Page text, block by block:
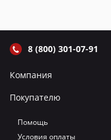
8 (800) 301-07-91
Компания
Покупателю
Помощь
Условия оплаты